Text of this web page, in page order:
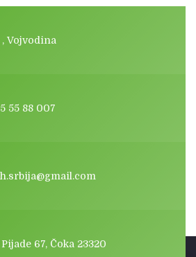
, Vojvodina
55 88 007
67, Čoka 23320